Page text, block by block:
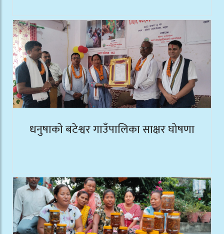
धनुषाको बटेश्वर गाउँपालिका साक्षर घोषणा